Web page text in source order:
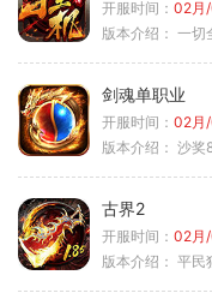
开服时间： 02月
版本介绍： 一切
剑魂单职业
开服时间： 02月
版本介绍： 沙奖
古界2
开服时间： 02月
版本介绍： 平民